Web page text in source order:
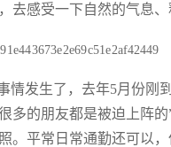
去感受一下自然的气息、
情发生了，去年5月份刚
多的朋友都是被迫上阵
。平常日常通勤还可以